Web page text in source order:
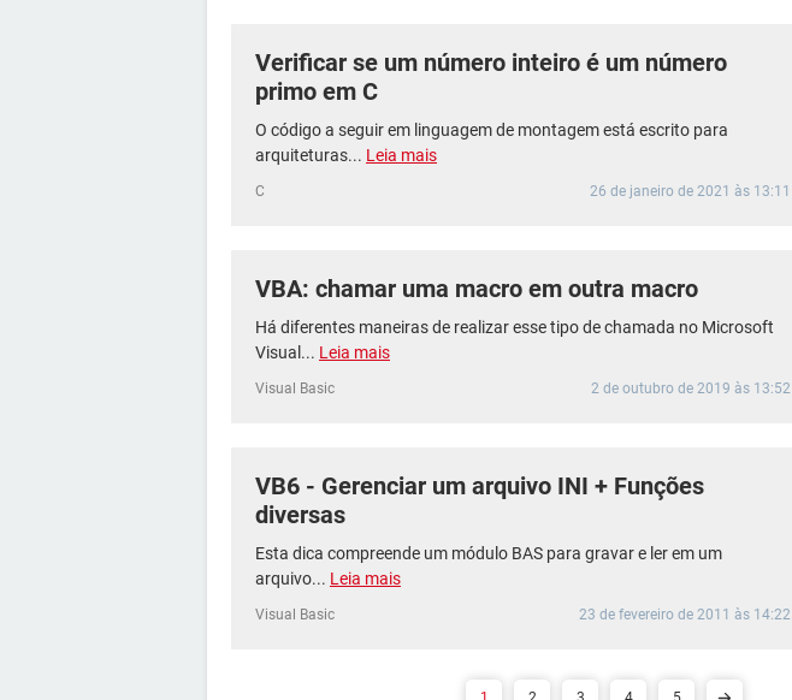
Verificar se um número inteiro é um número
primo em C
O código a seguir em linguagem de montagem está escrito para
arquiteturas... Leia mais
C 26 de janeiro de 2021 às 13:11
VBA: chamar uma macro em outra macro
Há diferentes maneiras de realizar esse tipo de chamada no Microsoft
Visual... Leia mais
Visual Basic 2 de outubro de 2019 às 13:52
VB6 - Gerenciar um arquivo INI + Funções
diversas
Esta dica compreende um módulo BAS para gravar e ler em um
arquivo... Leia mais
Visual Basic 23 de fevereiro de 2011 às 14:22